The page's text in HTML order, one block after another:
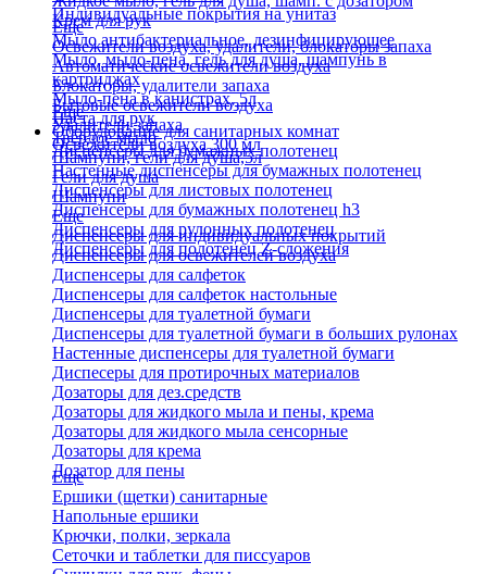
Индивидуальные покрытия на унитаз
Крем для рук
Мыло антибактериальное, дезинфицирующее
Мыло, мыло-пена, гель для душа, шампунь в
картриджах
Мыло-пена в канистрах, 5л
Паста для рук
Твердое мыло
Шампуни, гели для душа,5л
Гели для душа
Шампуни
Еще
Освежители воздуха, удалители, блокаторы запаха
Автоматические освежители воздуха
Блокаторы, удалители запаха
Бытовые освежители воздуха
Удалители запаха
Освежители воздуха 300 мл
Еще
Оборудование для санитарных комнат
Диспенсеры для бумажных полотенец
Настенные диспенсеры для бумажных полотенец
Диспенсеры для листовых полотенец
Диспенсеры для бумажных полотенец h3
Диспенсеры для рулонных полотенец
Диспенсеры для полотенец Z-сложения
Еще
Диспенсеры для индивидуальных покрытий
Диспенсеры для освежителей воздуха
Диспенсеры для салфеток
Диспенсеры для салфеток настольные
Диспенсеры для туалетной бумаги
Диспенсеры для туалетной бумаги в больших рулонах
Настенные диспенсеры для туалетной бумаги
Диспесеры для протирочных материалов
Дозаторы для дез.средств
Дозаторы для жидкого мыла и пены, крема
Дозаторы для жидкого мыла сенсорные
Дозаторы для крема
Дозатор для пены
Еще
Ершики (щетки) санитарные
Напольные ершики
Крючки, полки, зеркала
Сеточки и таблетки для писсуаров